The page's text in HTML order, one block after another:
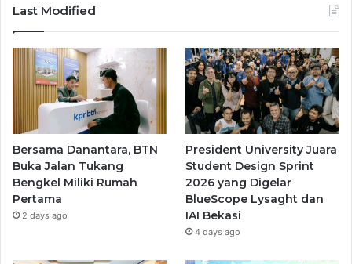
Last Modified
Bersama Danantara, BTN
Buka Jalan Tukang
Bengkel Miliki Rumah
Pertama
2 days ago
President University Juara
Student Design Sprint
2026 yang Digelar
BlueScope Lysaght dan
IAI Bekasi
4 days ago